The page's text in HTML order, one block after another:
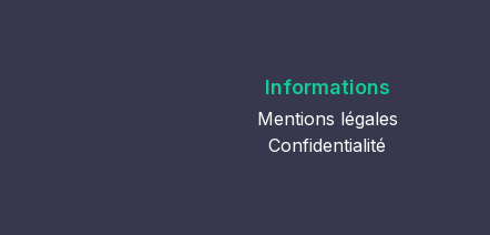
Informations
Mentions légales
Confidentialité